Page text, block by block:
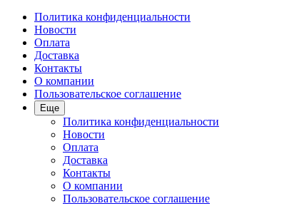
Политика конфиденциальности
Новости
Оплата
Доставка
Контакты
О компании
Пользовательское соглашение
Еще
Политика конфиденциальности
Новости
Оплата
Доставка
Контакты
О компании
Пользовательское соглашение